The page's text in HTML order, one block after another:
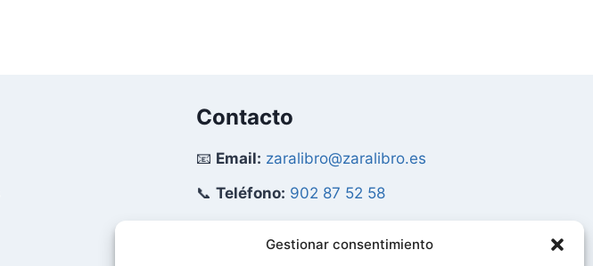
Gestionar consentimiento
Contacto
📧 Email: zaralibro@zaralibro.es
📞 Teléfono: 902 87 52 58
Mi Cuenta